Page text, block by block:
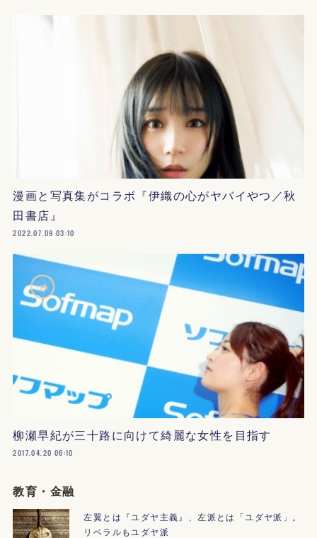
漫画と写真集がコラボ『伊織の心がヤバイやつ／秋
田書店』
2022.07.09 03:10
柳瀬早紀が三十路に向けて綺麗な女性を目指す
2017.04.20 06:10
教育・金融
左翼とは『ユダヤ主義』、左派とは「ユダヤ派」。
リベラルもユダヤ派